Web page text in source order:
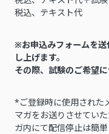
税込、テキスト
※お申込みフォームを送
し上げます。
その際、試験のご希望に
*ご登録時に使用された
マガをお送りさせてい
ガ内にて配信停止は簡